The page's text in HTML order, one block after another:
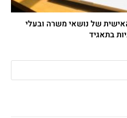
של נושאי משרה ובעלי
בתאגיד